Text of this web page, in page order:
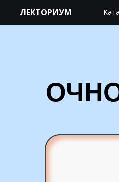
ЛЕКТОРИУМ